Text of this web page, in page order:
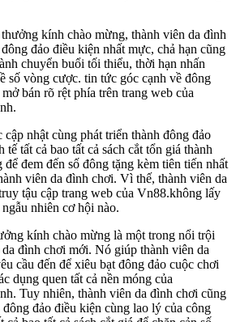
kính chào mừng, thành viên da đình
đảo điều kiện nhất mực, chả hạn cũng
chuyển buổi tối thiểu, thời hạn nhấn
số vòng cược. tin tức góc cạnh về đông
bán rõ rệt phía trên trang web của
nhật cùng phát triển thành đông đảo
tất cả bao tất cả sách cắt tổn giá thành
đem đến số đông tặng kèm tiên tiến nhất
viên da đình chơi. Vì thế, thành viên da
tậu cập trang web của Vn88.không lấy
nhiên cơ hội nào.
kính chào mừng là một trong nổi trội
đình chơi mới. Nó giúp thành viên da
cầu đến để xiêu bạt đông đảo cuộc chơi
dụng quen tất cả nền móng của
Tuy nhiên, thành viên da đình chơi cũng
đảo điều kiện cùng lao lý của công